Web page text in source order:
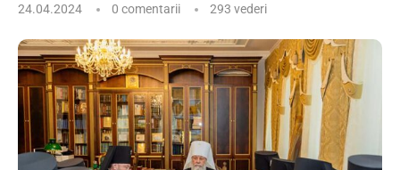
24.04.2024 0 comentarii 293 vederi